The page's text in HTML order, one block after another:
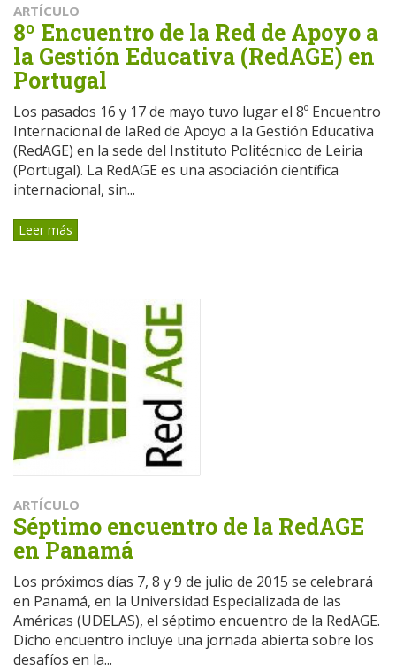
ARTÍCULO
8º Encuentro de la Red de Apoyo a
la Gestión Educativa (RedAGE) en
Portugal
Los pasados 16 y 17 de mayo tuvo lugar el 8º Encuentro
Internacional de laRed de Apoyo a la Gestión Educativa
(RedAGE) en la sede del Instituto Politécnico de Leiria
(Portugal). La RedAGE es una asociación científica
internacional, sin...
Leer más
ARTÍCULO
Séptimo encuentro de la RedAGE
en Panamá
Los próximos días 7, 8 y 9 de julio de 2015 se celebrará
en Panamá, en la Universidad Especializada de las
Américas (UDELAS), el séptimo encuentro de la RedAGE.
Dicho encuentro incluye una jornada abierta sobre los
desafíos en la...